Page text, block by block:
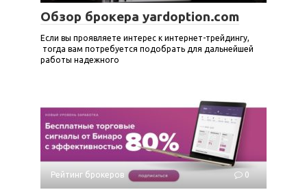
Обзор брокера yardoption.com
Если вы проявляете интерес к интернет-трейдингу,
тогда вам потребуется подобрать для дальнейшей
работы надежного
Рейтинг брокеров 0